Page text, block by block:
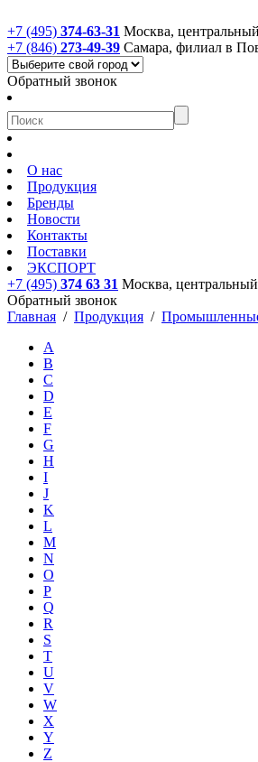
+7 (495) 374-63-31 Москва,
+7 (846) 273-49-39 Самара, филиал в
Обратный звонок
О нас
Продукция
Бренды
Новости
Контакты
Поставки
ЭКСПОРТ
+7 (495) 374 63 31 Москва,
Обратный звонок
Главная / Продукция / Промышленные
A
B
C
D
E
F
G
H
I
J
K
L
M
N
O
P
Q
R
S
T
U
V
W
X
Y
Z